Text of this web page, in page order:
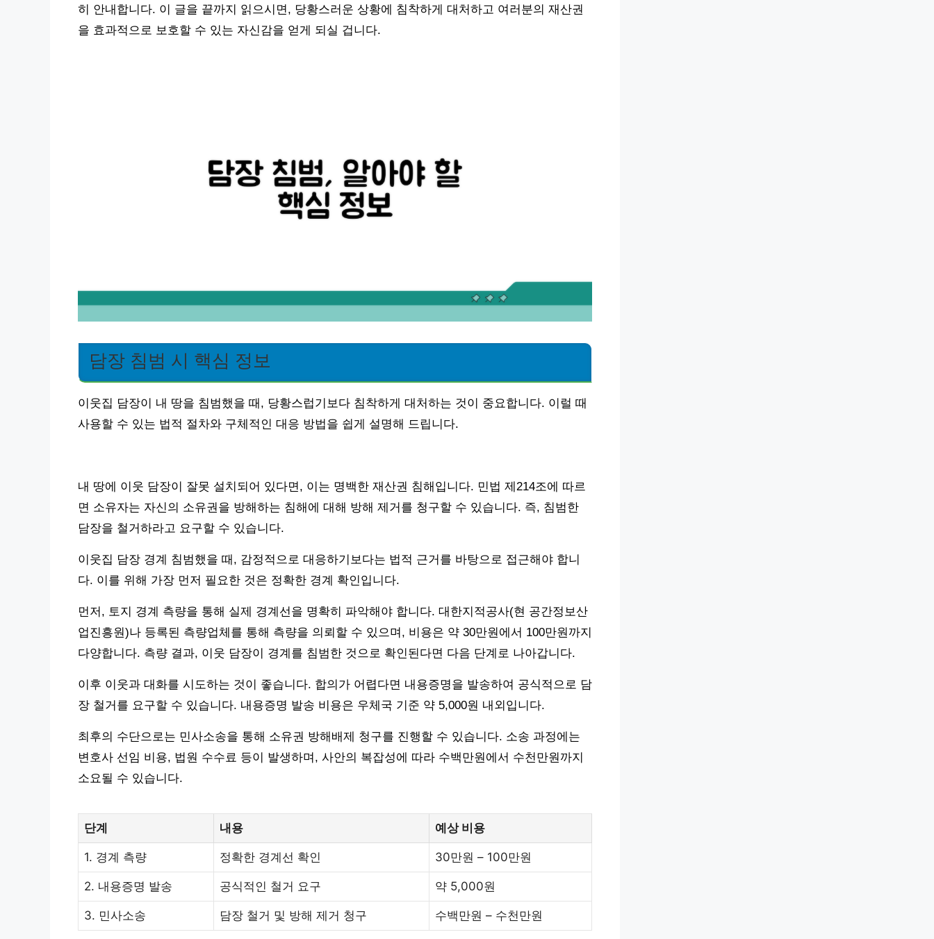
히 안내합니다. 이 글을 끝까지 읽으시면, 당황스러운 상황에 침착하게 대처하고 여러분의 재산권
을 효과적으로 보호할 수 있는 자신감을 얻게 되실 겁니다.
담장 침범 시 핵심 정보
이웃집 담장이 내 땅을 침범했을 때, 당황스럽기보다 침착하게 대처하는 것이 중요합니다. 이럴 때
사용할 수 있는 법적 절차와 구체적인 대응 방법을 쉽게 설명해 드립니다.
내 땅에 이웃 담장이 잘못 설치되어 있다면, 이는 명백한 재산권 침해입니다. 민법 제214조에 따르
면 소유자는 자신의 소유권을 방해하는 침해에 대해 방해 제거를 청구할 수 있습니다. 즉, 침범한
담장을 철거하라고 요구할 수 있습니다.
이웃집 담장 경계 침범했을 때, 감정적으로 대응하기보다는 법적 근거를 바탕으로 접근해야 합니
다. 이를 위해 가장 먼저 필요한 것은 정확한 경계 확인입니다.
먼저, 토지 경계 측량을 통해 실제 경계선을 명확히 파악해야 합니다. 대한지적공사(현 공간정보산
업진흥원)나 등록된 측량업체를 통해 측량을 의뢰할 수 있으며, 비용은 약 30만원에서 100만원까지
다양합니다. 측량 결과, 이웃 담장이 경계를 침범한 것으로 확인된다면 다음 단계로 나아갑니다.
이후 이웃과 대화를 시도하는 것이 좋습니다. 합의가 어렵다면 내용증명을 발송하여 공식적으로 담
장 철거를 요구할 수 있습니다. 내용증명 발송 비용은 우체국 기준 약 5,000원 내외입니다.
최후의 수단으로는 민사소송을 통해 소유권 방해배제 청구를 진행할 수 있습니다. 소송 과정에는
변호사 선임 비용, 법원 수수료 등이 발생하며, 사안의 복잡성에 따라 수백만원에서 수천만원까지
소요될 수 있습니다.
단계 내용 예상 비용
1. 경계 측량 정확한 경계선 확인 30만원 – 100만원
2. 내용증명 발송 공식적인 철거 요구 약 5,000원
3. 민사소송 담장 철거 및 방해 제거 청구 수백만원 – 수천만원